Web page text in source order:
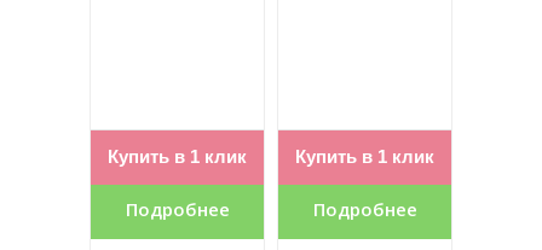
Купить в 1 клик
Подробнее
Купить в 1 клик
Подробнее